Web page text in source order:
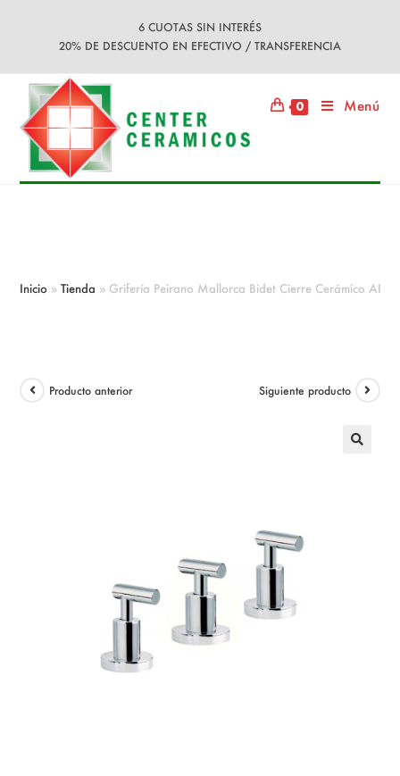
6 CUOTAS SIN INTERÉS
20% DE DESCUENTO EN EFECTIVO / TRANSFERENCIA
0 Menú
Inicio »Tienda » Grifería Peirano Mallorca Bidet Cierre Cerámico ART
Producto anterior Siguiente producto